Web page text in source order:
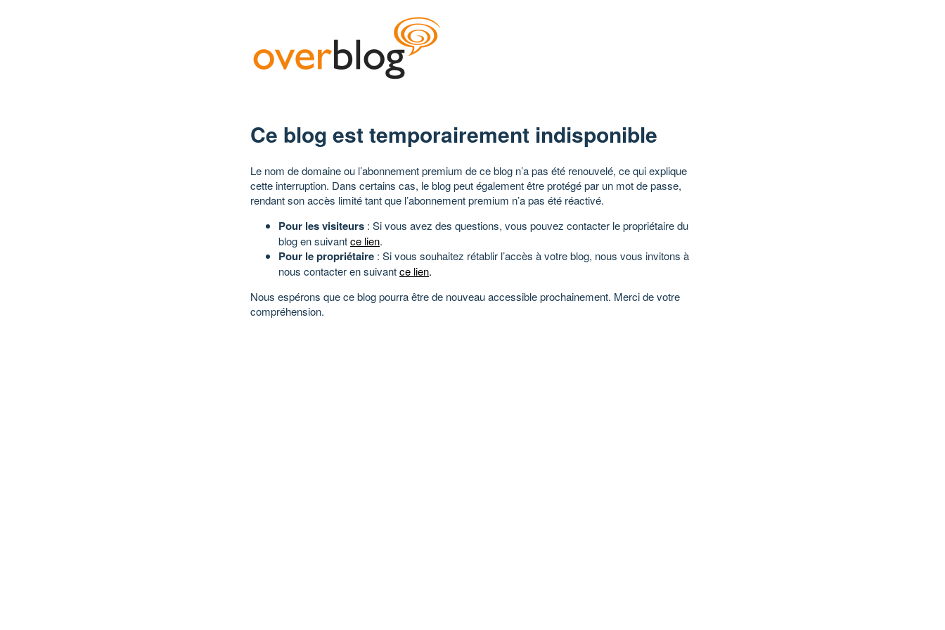
Ce blog est temporairement indisponible
Le nom de domaine ou l’abonnement premium de ce blog n’a pas été renouvelé, ce qui explique
cette interruption. Dans certains cas, le blog peut également être protégé par un mot de passe,
rendant son accès limité tant que l’abonnement premium n’a pas été réactivé.
Pour les visiteurs : Si vous avez des questions, vous pouvez contacter le propriétaire du
blog en suivantce lien.
Pour le propriétaire : Si vous souhaitez rétablir l’accès à votre blog, nous vous invitons à
nous contacter en suivantce lien.
Nous espérons que ce blog pourra être de nouveau accessible prochainement. Merci de votre
compréhension.